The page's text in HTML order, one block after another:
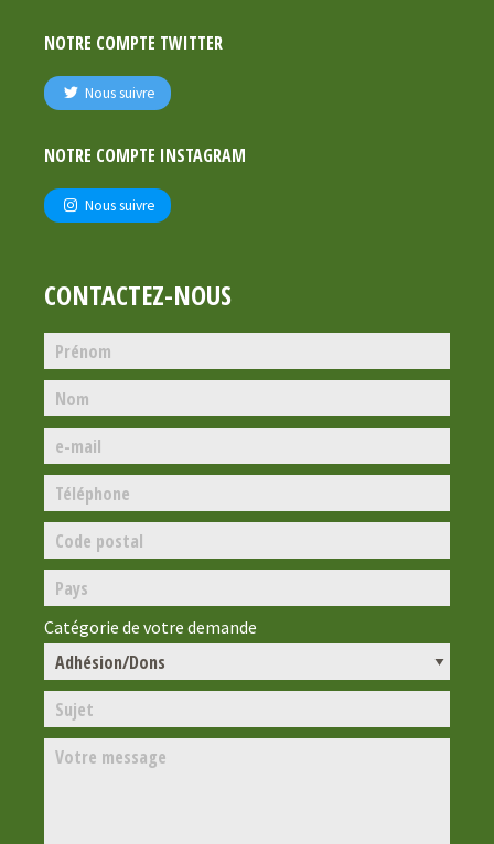
NOTRE COMPTE TWITTER
Nous suivre
NOTRE COMPTE INSTAGRAM
Nous suivre
CONTACTEZ-NOUS
Catégorie de votre demande